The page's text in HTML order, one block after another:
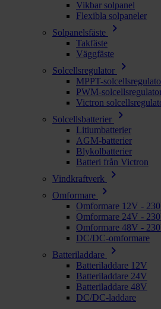
Vikbar solpanel
Flexibla solpaneler
Solpanelsfäste
chevron_right
Takfäste
Väggfäste
Solcellsregulator
chevron_right
MPPT-
PWM-
Victron
Solcellsbatterier
chevron_right
Litiumbatterier
AGM-batterier
Blykolbatterier
Batteri från Victron
Vindkraftverk
chevron_right
Omformare chevron_right
Omformare 12V -
Omformare 24V -
Omformare 48V -
DC/DC-omformare
Batteriladdare
chevron_right
Batteriladdare 12V
Batteriladdare 24V
Batteriladdare 48V
DC/DC-laddare